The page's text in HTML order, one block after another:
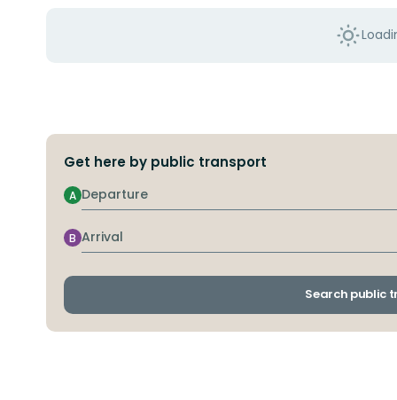
Get here by public transport
Departure
A
Arrival
B
Search public